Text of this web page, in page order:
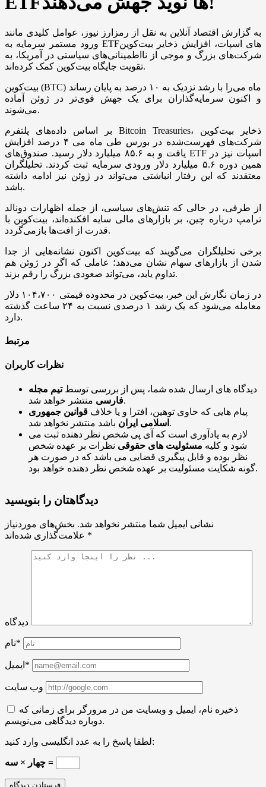
به گزارش اقتصاد آنلاین به نقل از رمزارز نیوز، عوامل کلیدی مانند
ورود مستمر سرمایه به ETF‌های اسپات، افزایش ذخایر بیت‌کوین
شرکت‌های بزرگ و موجی از نااطمینانی‌های سیاستی در آمریکا، به
تقویت جایگاه بیت‌کوین کمک کرده‌اند.
بیت‌کوین (BTC) ماه می‌را با رشد نزدیک به ۱۰ درصد به پایان رساند
و اکنون سرمایه‌گذاران برای یک جهش قوی‌تر در ژوئن آماده
می‌شوند.
بر اساس داده‌های پلتفرم Bitcoin Treasuries، ذخایر بیت‌کوین
شرکت‌های فهرست‌شده در بورس طی ماه می ۴ درصد افزایش
یافت و به ۸۵.۶ میلیارد دلار رسید. صندوق‌های ETF اسپات نیز در
همین دوره ۵.۶ میلیارد دلار ورودی سرمایه ثبت کردند. تحلیلگران
معتقدند که این رفتار انباشتی می‌تواند در ژوئن نیز ادامه داشته
باشد.
از طرفی، در حالی که تنش‌های سیاسی، از جمله اظهارات دونالد
ترامپ درباره چین، بر بازار‌های مالی سایه افکنده‌اند، بیت‌کوین با
قدرت از افت‌ها بازمی‌گردد.
برخی تحلیلگران می‌گویند که بیت‌کوین اکنون نشانه‌هایی از جدا
شدن از بازار‌های سهام نشان می‌دهد؛ عاملی که اگر در ژوئن هم
تداوم یابد، می‌تواند صعودی بزرگ را رقم بزند.
در زمان نگارش این خبر، بیت‌کوین در محدوده قیمتی ۱۰۴،۷۰۰ دلار
معامله می‌شود که یک رشد ۱ درصدی نسبت به ۲۴ ساعت گذشته
دارد.
مرتبط
نظرات کاربران
دیدگاه های ارسال شده شما، پس از بررسی توسطتیم مجله
فارسیمنتشر خواهد شد.
پیام هایی که حاوی توهین، افترا و یا خلاف قوانین جمهوری
اسلامی ایران باشد منتشر نخواهد شد.
لازم به یادآوری است که آی پی شخص نظر دهنده ثبت می
شود و کلیه مسئولیت های حقوقی نظرات بر عهده شخص
نظر بوده و قابل پیگیری قضایی می باشد که در صورت هر
گونه شکایت مسئولیت بر عهده شخص نظر دهنده خواهد بود.
دیدگاهتان را بنویسید
نشانی ایمیل شما منتشر نخواهد شد. بخش‌های موردنیاز
*
دیدگاه
نام*
ایمیل*
وب سایت
ذخیره نام، ایمیل و وبسایت من در مرورگر برای زمانی که
دوباره دیدگاهی می‌نویسم.
لطفا پاسخ را به عدد انگلیسی وارد کنید:
چهار × سه =